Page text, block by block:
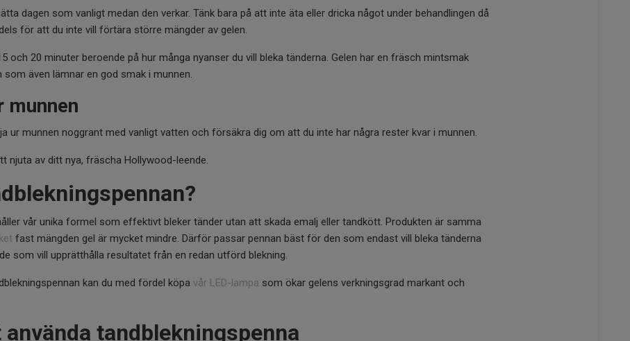
dagen som vanligt medan den verkar. Tänk bara på att inte äta eller dricka något under behandlingen då
för att du inte vill förtära större mängder av gelen.
och 20 minuter beroende på hur många nyanser du vill bleka tänderna. Gelen har en fräsch mintsmak
även lämnar en god smak i munnen.
munnen
ur munnen noggrant med vanligt vatten och försäkra dig om att du inte har några rester kvar i munnen.
njuta av ditt nya, fräscha Hollywood-leende.
vår unika formel som effektivt bleker tänder utan att skada emalj eller tandkött. Produkten är samma
fast mängden gel är mycket mindre. Därför passar pennan bäst för den som endast vill bleka tänderna
som vill upprätthålla resultatet från en redan utförd blekning.
kan du med fördel köpa vår LED-lampa som ökar gelens verkningsgrad markant och
tandblekningspenna